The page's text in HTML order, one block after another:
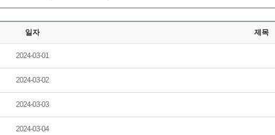
일자 제목
2024-03-01
2024-03-02
2024-03-03
2024-03-04